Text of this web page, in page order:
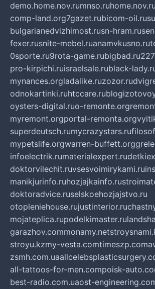
demo.home.nov.rumnso.ruhome.nov.ru
comp-land.org7gazet.rubicom-oil.ru
bulgarianedvizhimost.rusn-hram.ru
fexer.rusnite-mebel.ruanamvkusno.ru
0sporte.ru9rota-game.rubigbad.ru
pro-kirpichi.ruisraelsale.rublack-
mynances.orgladalike.ruzozor.ru
odnokartinki.ruhtccare.ru
oysters-digital.ruo-remonte.org
myremont.orgportal-remonta.org
superdeutsch.rumycrazystars.ru
mypetslife.orgwarren-buffett.org
infoelectrik.rumaterialexpert.ru
doktorvilechit.ruvsesvoimirykami.ru
manikjurinfo.ruhozjajkainfo.ru
doktoradvice.ruselskoehozjajstvo.ru
otopleniehouse.rujustinterior.ru
mojateplica.rupodelkimaster.ru
garazhov.commonamy.net
stroyu.kzmy-vesta.comtimeszp.com
zsmh.com.ua
all-tattoos-for-men.compoisk-
best-radio.com.uaost-